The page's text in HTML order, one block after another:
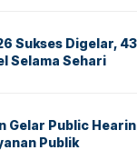
Sukses Digelar,
Selama Sehari
Gelar Public
Publik